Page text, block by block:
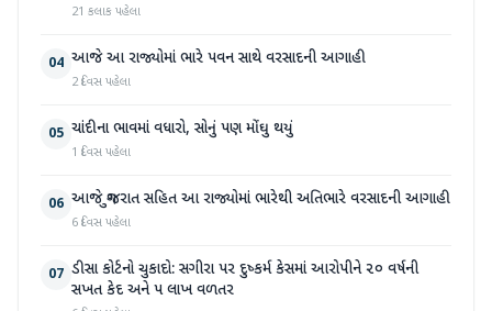
21 કલાક પહેલા
04 આજે આ રાજ્યોમાં ભારે પવન સાથે વરસાદની આગાહી
2 દિવસ પહેલા
05 ચાંદીના ભાવમાં વધારો, સોનું પણ મોંઘુ થયું
1 દિવસ પહેલા
06 આજે ગુજરાત સહિત આ રાજ્યોમાં ભારેથી અતિભારે વરસાદની આગાહી
6 દિવસ પહેલા
07 ડીસા કોર્ટનો ચુકાદો: સગીરા પર દુષ્કર્મ કેસમાં આરોપીને ૨૦ વર્ષની
સખત કેદ અને ૫ લાખ વળતર